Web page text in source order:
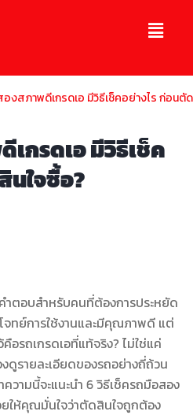
งสภาพดีเกรดเอ มีวิธีเช็คอย่างไร ก่อนตั
กรดเอ มีวิธีเช็ค
นใจซื้อ?
ำตอบสำหรับคนที่ต้องการประหยัด
ทย์การใช้งานและมีคุณภาพดี แต่
อรถเกรดเอที่แท้จริง? ไม่ใช่แค่
รายละเอียดของรถอย่างถี่ถ้วน
ามนี้จะแนะนำ 6 วิธีเช็ครถมือสอง
ให้คุณมั่นใจว่าตัดสินใจถูกต้อง